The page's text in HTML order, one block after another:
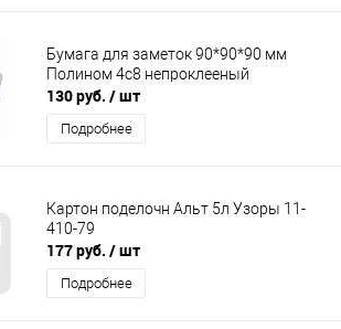
Бумага для заметок 90*90*90 мм
Полином 4с8 непроклееный
130 руб. / шт
Подробнее
Картон поделочн Альт 5л Узоры 11-
410-79
177 руб. / шт
Подробнее